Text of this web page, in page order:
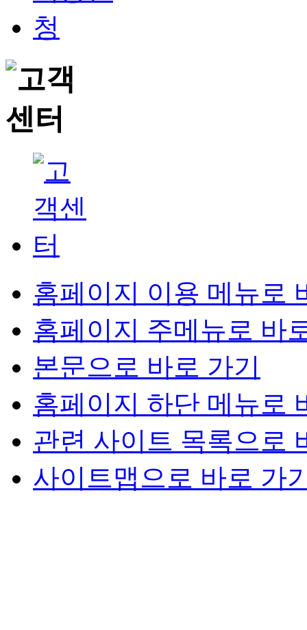
홈페이지 이용 메뉴로
홈페이지 주메뉴로 바
본문으로 바로 가기
홈페이지 하단 메뉴로
관련 사이트 목록으로
사이트맵으로 바로 가